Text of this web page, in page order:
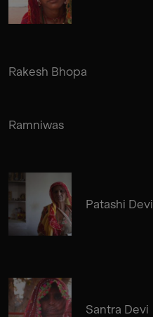
Rakesh Bhopa
Ramniwas
Patashi Devi
Santra Devi